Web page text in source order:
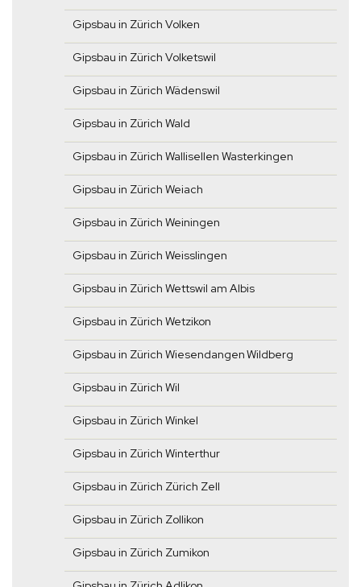
Gipsbau in Zürich Volken
Gipsbau in Zürich Volketswil
Gipsbau in Zürich Wädenswil
Gipsbau in Zürich Wald
Gipsbau in Zürich Wallisellen Wasterkingen
Gipsbau in Zürich Weiach
Gipsbau in Zürich Weiningen
Gipsbau in Zürich Weisslingen
Gipsbau in Zürich Wettswil am Albis
Gipsbau in Zürich Wetzikon
Gipsbau in Zürich Wiesendangen Wildberg
Gipsbau in Zürich Wil
Gipsbau in Zürich Winkel
Gipsbau in Zürich Winterthur
Gipsbau in Zürich Zürich Zell
Gipsbau in Zürich Zollikon
Gipsbau in Zürich Zumikon